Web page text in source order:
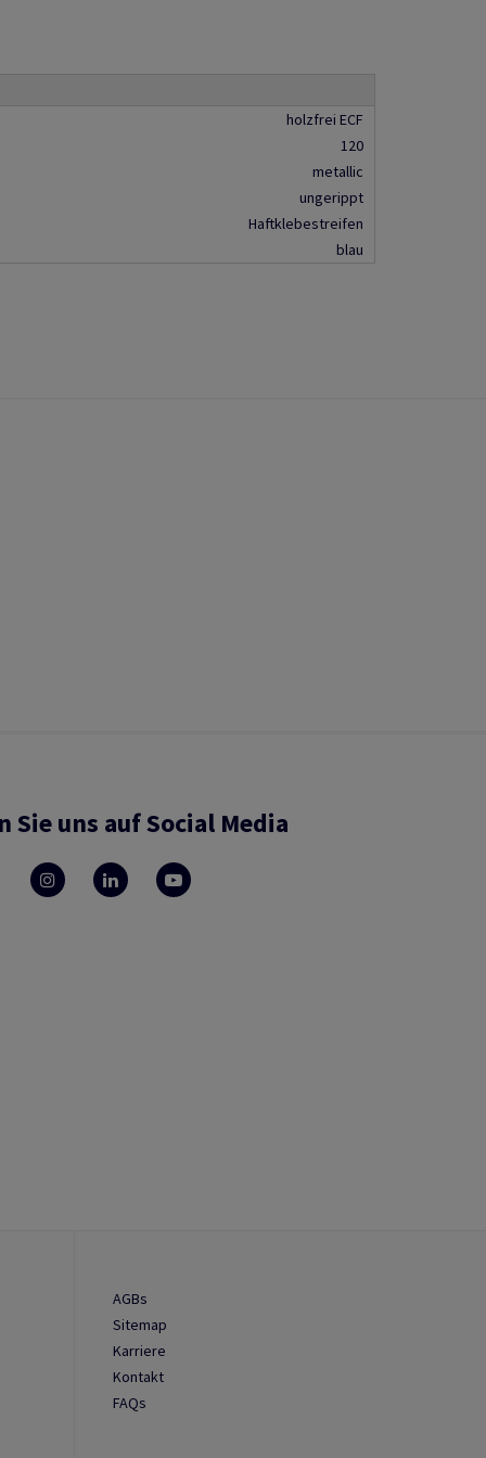
holzfrei ECF
120
metallic
ungerippt
Haftklebestreifen
blau
Sie uns auf Social Media
AGBs
Sitemap
Karriere
Kontakt
FAQs